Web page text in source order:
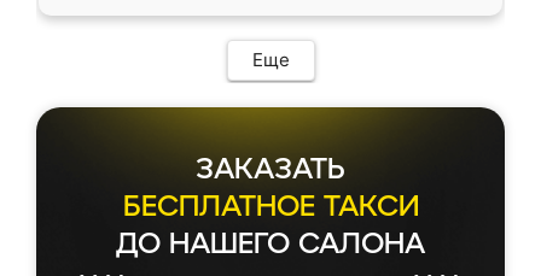
Еще
ЗАКАЗАТЬ
БЕСПЛАТНОЕ ТАКСИ
ДО НАШЕГО САЛОНА